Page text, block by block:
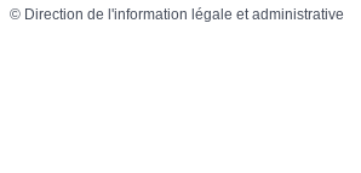
© Direction de l'information légale et administrative